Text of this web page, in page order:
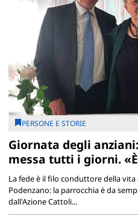
PERSONE E STORIE
Giornata degli
messa tutti i giorni.
La fede è il filo conduttore della vita
Podenzano: la parrocchia è da
dall'Azione Cattoli...